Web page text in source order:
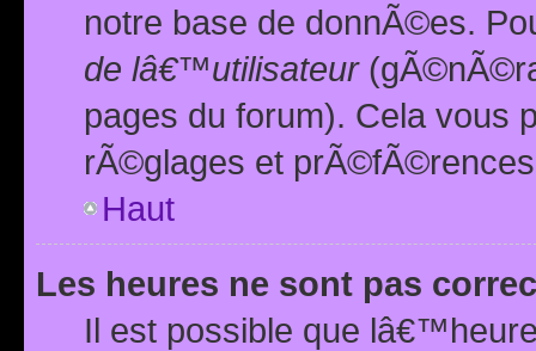
notre base de donnÃ©es.
de lâ€™utilisateur
pages du forum). Cela vous
rÃ©glages et
Haut
Les heures ne sont pas
Il est possible que